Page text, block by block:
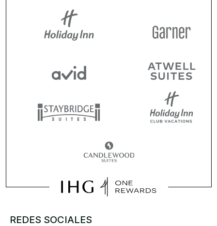
REDES SOCIALES